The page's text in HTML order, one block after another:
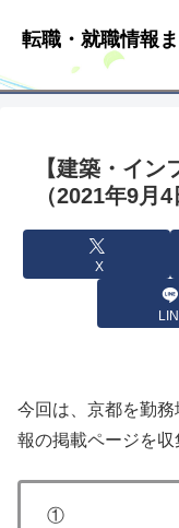
転職・就職情報
【建築・イ
（2021年9月4
X
今回は、京都を勤
報の掲載ページを収
①